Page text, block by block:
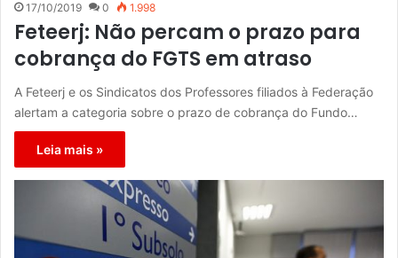
17/10/2019 0 1.998
Feteerj: Não percam o prazo para
cobrança do FGTS em atraso
A Feteerj e os Sindicatos dos Professores filiados à Federação
alertam a categoria sobre o prazo de cobrança do Fundo…
Leia mais »